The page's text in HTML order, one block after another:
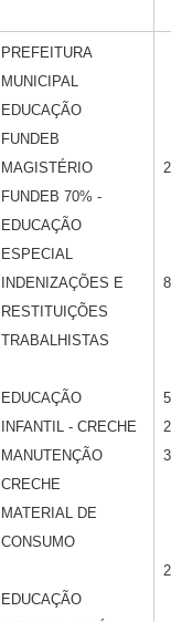
PREFEITURA
MUNICIPAL
EDUCAÇÃO
FUNDEB
MAGISTÉRIO
FUNDEB 70% -
EDUCAÇÃO
ESPECIAL
INDENIZAÇÕES E
RESTITUIÇÕES
TRABALHISTAS
EDUCAÇÃO
INFANTIL - CRECHE
MANUTENÇÃO
CRECHE
MATERIAL DE
CONSUMO
EDUCAÇÃO